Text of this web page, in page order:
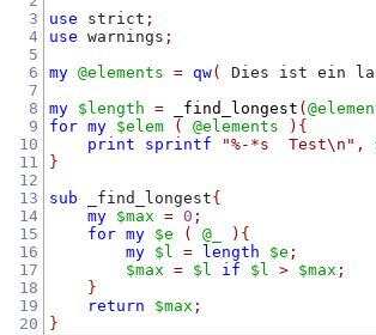
3
4
5
6
7
8
9
10
11
12
13
14
15
16
17
18
19
20
use strict ;
use warnings ;
my @elements = qw( Dies ist ein
my
$length = _find_longest (
for my $elem ( @elements ) {
print
sprintf "%-*s  Test\n" ,
}
sub _find_longest{
my
$max = 0 ;
for my $e ( @_ ) {
my
$l = length $e ;
$max = $l if $l > $max ;
}
return
$max ;
}